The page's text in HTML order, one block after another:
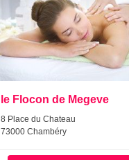
le Flocon de Megeve
8 Place du Chateau
73000 Chambéry